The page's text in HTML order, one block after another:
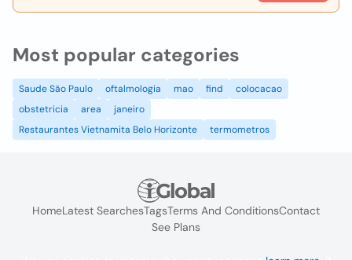
Most popular categories
Saude São Paulo oftalmologia mao find
colocacao
obstetricia
area
janeiro
Restaurantes Vietnamita Belo Horizonte
termometros
HomeLatest SearchesTagsTerms And ConditionsContact
See Plans